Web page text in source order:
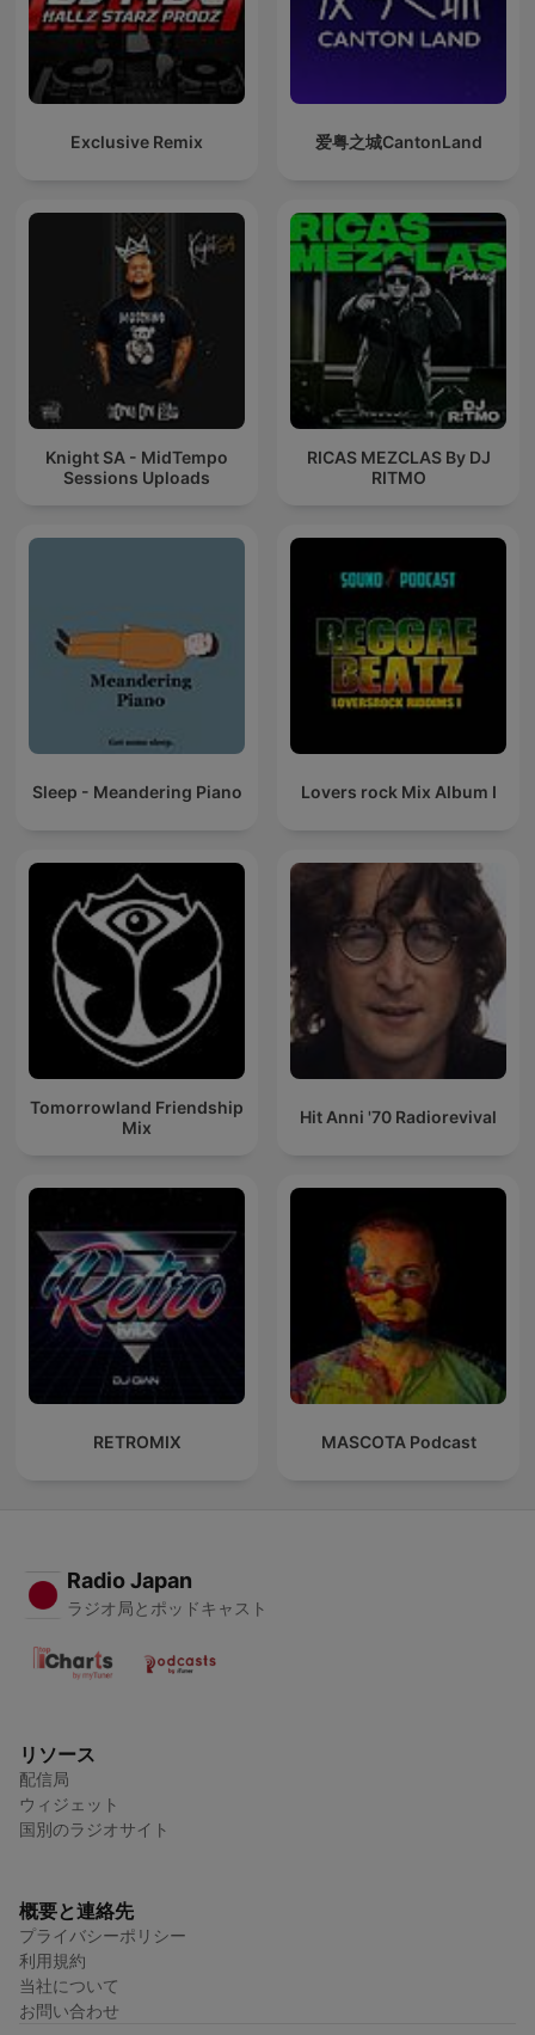
Exclusive Remix 爱粤之城CantonLand
Knight SA - MidTempo
Sessions Uploads
RICAS MEZCLAS By DJ
RITMO
Sleep - Meandering Piano Lovers rock Mix Album I
Tomorrowland Friendship
Mix
Hit Anni '70 Radiorevival
RETROMIX MASCOTA Podcast
Radio Japan
ラジオ局とポッドキャスト
リソース
配信局
ウィジェット
国別のラジオサイト
概要と連絡先
プライバシーポリシー
利用規約
当社について
お問い合わせ